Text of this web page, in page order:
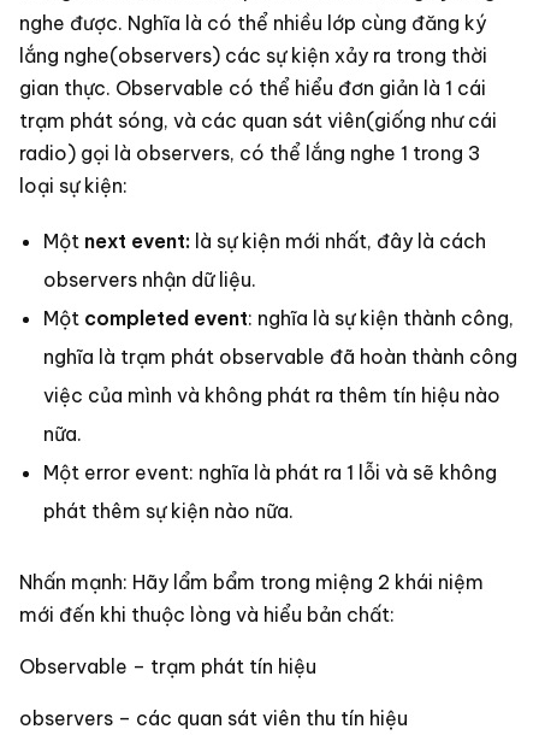
nghe được. Nghĩa là có thể nhiều lớp cùng đăng ký
lắng nghe(observers) các sự kiện xảy ra trong thời
gian thực. Observable có thể hiểu đơn giản là 1 cái
trạm phát sóng, và các quan sát viên(giống như cái
radio) gọi là observers, có thể lắng nghe 1 trong 3
loại sự kiện:
Một next event: là sự kiện mới nhất, đây là cách
observers nhận dữ liệu.
Một completed event: nghĩa là sự kiện thành công,
nghĩa là trạm phát observable đã hoàn thành công
việc của mình và không phát ra thêm tín hiệu nào
nữa.
Một error event: nghĩa là phát ra 1 lỗi và sẽ không
phát thêm sự kiện nào nữa.
Nhấn mạnh: Hãy lẩm bẩm trong miệng 2 khái niệm
mới đến khi thuộc lòng và hiểu bản chất:
Observable – trạm phát tín hiệu
observers – các quan sát viên thu tín hiệu